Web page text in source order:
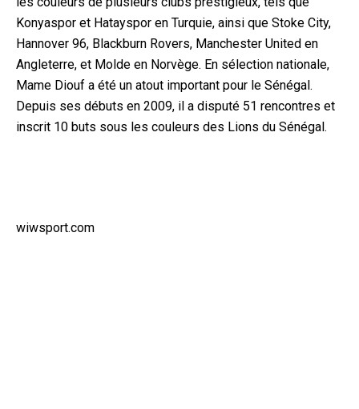
Konyaspor et Hatayspor en Turquie, ainsi que Stoke City,
Hannover 96, Blackburn Rovers, Manchester United en
Angleterre, et Molde en Norvège. En sélection nationale,
Mame Diouf a été un atout important pour le Sénégal.
Depuis ses débuts en 2009, il a disputé 51 rencontres et
inscrit 10 buts sous les couleurs des Lions du Sénégal.
wiwsport.com